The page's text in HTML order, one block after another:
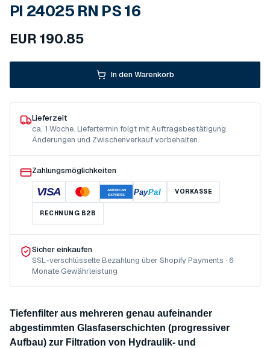
PI 24025 RN PS 16
EUR 190.85
In den Warenkorb
Lieferzeit
ca. 1 Woche. Liefertermin folgt mit Auftragsbestätigung.
Änderungen und Zwischenverkauf vorbehalten.
Zahlungsmöglichkeiten
VISA
AMERICAN
EXPRESS
PayPal VORKASSE
RECHNUNG B2B
Sicher einkaufen
SSL-verschlüsselte Bezahlung über Shopify Payments · 6
Monate Gewährleistung
Tiefenfilter aus mehreren genau aufeinander
abgestimmten Glasfaserschichten (progressiver
Aufbau) zur Filtration von Hydraulik- und